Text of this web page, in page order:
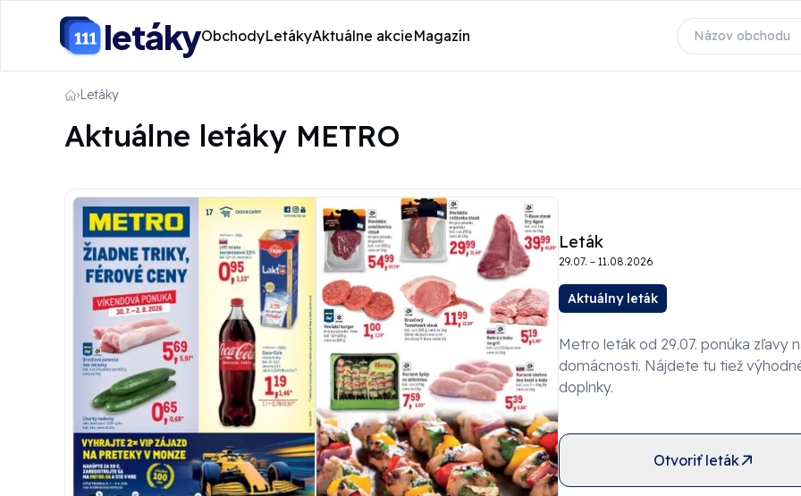
letákyObchodyLetákyAktuálne akcieMagazín
Letáky
Aktuálne letáky METRO
Leták
29.07. – 11.08.2026
Aktuálny leták
Metro leták od 29.07. ponúka zľavy
domácnosti. Nájdete tu tiež
doplnky.
Otvoriť leták